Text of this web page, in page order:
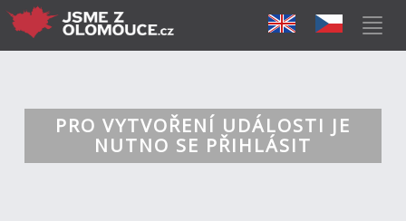
PRO VYTVOŘENÍ UDÁLOSTI JE
NUTNO SE PŘIHLÁSIT